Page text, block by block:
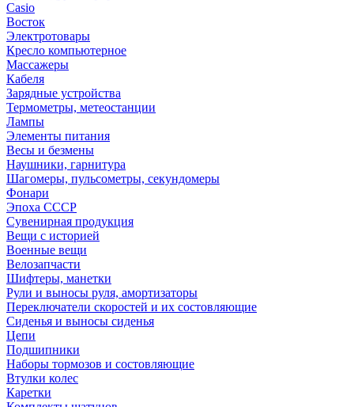
Casio
Восток
Электротовары
Кресло компьютерное
Массажеры
Кабеля
Зарядные устройства
Термометры, метеостанции
Лампы
Элементы питания
Весы и безмены
Наушники, гарнитура
Шагомеры, пульсометры, секундомеры
Фонари
Эпоха СССР
Сувенирная продукция
Вещи с историей
Военные вещи
Велозапчасти
Шифтеры, манетки
Рули и выносы руля, амортизаторы
Переключатели скоростей и их состовляющие
Сиденья и выносы сиденья
Цепи
Подшипники
Наборы тормозов и состовляющие
Втулки колес
Каретки